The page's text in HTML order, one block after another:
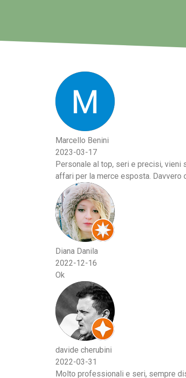
Marcello Benini
2023-03-17
Personale al top, seri e precisi,
affari per la merce esposta. Davvero
Diana Danila
2022-12-16
Ok
davide cherubini
2022-03-31
Molto professionali e seri, sempre